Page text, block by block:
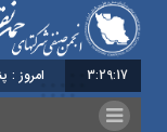
3:29:17 امروز : پنج